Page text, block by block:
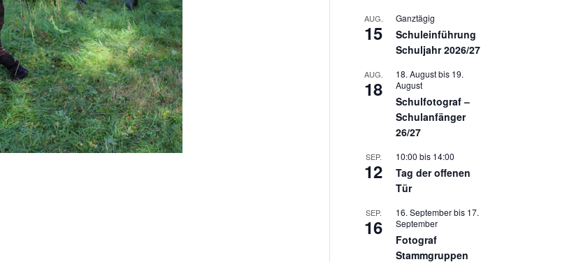
AUG.
15
Ganztägig
Schuleinführung
Schuljahr 2026/27
AUG.
18
18. Augustbis 19.
August
Schulfotograf –
Schulanfänger
26/27
SEP.
12
10:00 bis 14:00
Tag der offenen
Tür
SEP.
16
16. Septemberbis 17.
September
Fotograf
Stammgruppen